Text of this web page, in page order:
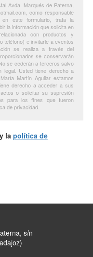
Avda. Marqués de Paterna,
como responsable
este formulario, trata la
la información que solicita en
con productos y
teléfono) e invitarle a eventos
se realiza a través del
se conservarán
se cederán a terceros salvo
Usted tiene derecho a
Martín Aguilar estamos
derecho a acceder a sus
o solicitar su supresión
para los fines que fueron
de privacidad.
y la política de
s/n